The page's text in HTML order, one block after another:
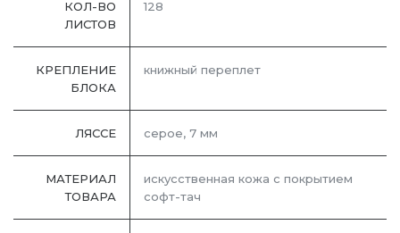
КОЛ-ВО
ЛИСТОВ
128
КРЕПЛЕНИЕ
БЛОКА
книжный переплет
ЛЯССЕ серое, 7 мм
МАТЕРИАЛ
ТОВАРА
искусственная кожа с покрытием
софт-тач